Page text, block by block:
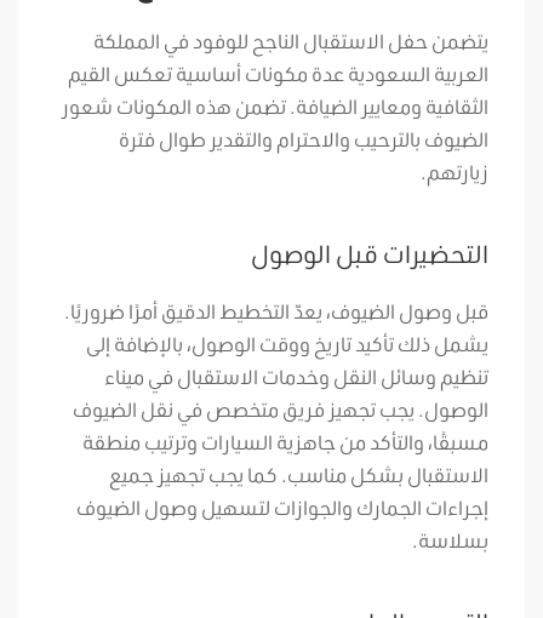
يتضمن حفل الاستقبال الناجح للوفود في المملكة
العربية السعودية عدة مكونات أساسية تعكس القيم
الثقافية ومعايير الضيافة. تضمن هذه المكونات شعور
الضيوف بالترحيب والاحترام والتقدير طوال فترة
زيارتهم.
التحضيرات قبل الوصول
قبل وصول الضيوف، يعدّ التخطيط الدقيق أمرًا ضروريًا.
يشمل ذلك تأكيد تاريخ ووقت الوصول، بالإضافة إلى
تنظيم وسائل النقل وخدمات الاستقبال في ميناء
الوصول. يجب تجهيز فريق متخصص في نقل الضيوف
مسبقًا، والتأكد من جاهزية السيارات وترتيب منطقة
الاستقبال بشكل مناسب. كما يجب تجهيز جميع
إجراءات الجمارك والجوازات لتسهيل وصول الضيوف
بسلاسة.